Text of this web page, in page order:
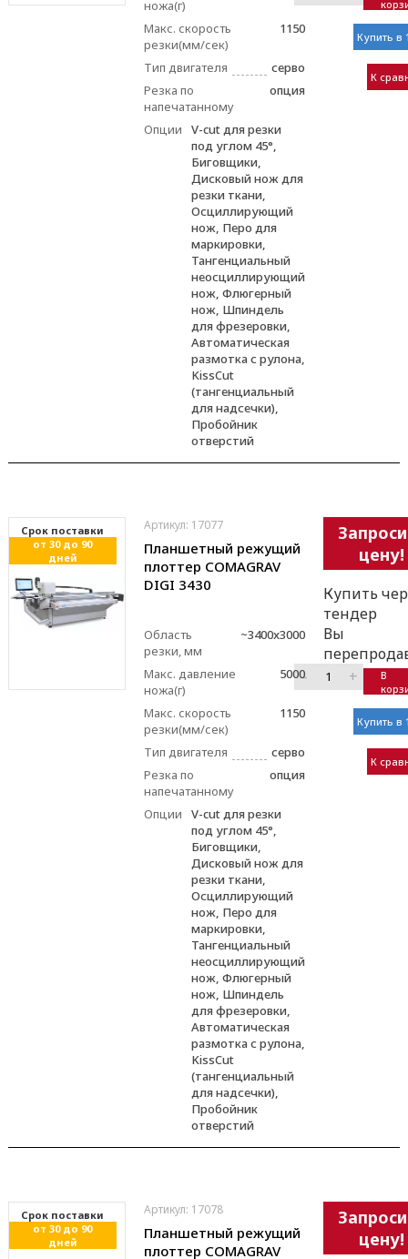
ножа(г)
Макс. скорость
резки(мм/сек)
1150
Тип двигателя
серво
Резка по
напечатанному
опция
Опции
V-cut для резки
под углом 45°,
Биговщики,
Дисковый нож для
резки ткани,
Осциллирующий
нож, Перо для
маркировки,
Тангенциальный
неосциллирующий
нож, Флюгерный
нож, Шпиндель
для фрезеровки,
Автоматическая
размотка с рулона,
KissCut
(тангенциальный
для надсечки),
Пробойник
отверстий
Купить в
К
Cрок поставки
от 30 до 90
дней
Артикул: 17077
Планшетный режущий
плоттер COMAGRAV
DIGI 3430
Область
резки, мм
~3400x3000
Макс. давление
ножа(г)
5000
Макс. скорость
резки(мм/сек)
1150
Тип двигателя
серво
Резка по
напечатанному
опция
Опции
V-cut для резки
под углом 45°,
Биговщики,
Дисковый нож для
резки ткани,
Осциллирующий
нож, Перо для
маркировки,
Тангенциальный
неосциллирующий
нож, Флюгерный
нож, Шпиндель
для фрезеровки,
Автоматическая
размотка с рулона,
KissCut
(тангенциальный
для надсечки),
Пробойник
отверстий
цену!
Купить
тендер
Вы
–
+
В
Купить в
К
Cрок поставки
от 30 до 90
дней
Артикул: 17078
Планшетный режущий
плоттер COMAGRAV
цену!